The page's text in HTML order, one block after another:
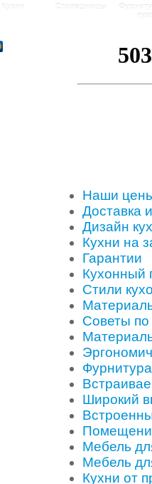
Кухни Столешницы
Наши
Доставка
Дизайн
Кухни на
Гарантии
Кухонный
Стили
Советы по
Широкий
Мебель
Мебель
Кухни от